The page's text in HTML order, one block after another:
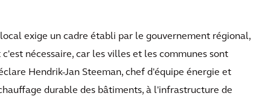
exige un cadre établi par le gouvernement régional,
nécessaire, car les villes et les communes sont
Hendrik-Jan Steeman, chef d'équipe énergie et
durable des bâtiments, à l'infrastructure de